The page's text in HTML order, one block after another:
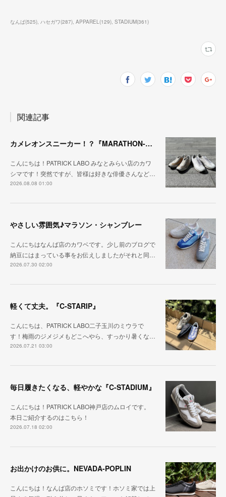
なんば(525) ハセガワ(287) APPAREL(129) STADIUM(361)
関連記事
カメレオンスニーカー！？『MARATHON-NTRAL』『STADIUM-NTRAL』
こんにちは！PATRICK LABO みなとみらい店のカワ
シマです！突然ですが、皆様は好きな俳優さんなど…
2026.08.08 01:00
やさしい雰囲気♪マラソン・シャンブレー
こんにちはなんば店のカワベです。少し前のブログで
納豆にはまっている事をお伝えしましたがそれと同…
2026.07.30 02:00
軽くて丈夫。『C-STARIP』
こんにちは、PATRICK LABO二子玉川のミウラで
す！梅雨のジメジメもどこへやら、すっかり暑くな…
2026.07.21 03:00
毎日履きたくなる、軽やかな『C-STADIUM』
こんにちは！PATRICK LABO神戸店のムロイです。
本日ご紹介するのはこちら！
2026.07.18 02:00
お出かけのお供に。NEVADA-POPLIN
こんにちは！なんば店のホソミです！ホソミ家では上